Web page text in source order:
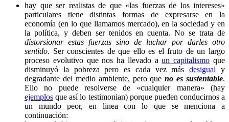
hay que ser realistas de que «las fuerzas de los intereses»
particulares tiene distintas formas de expresarse en la
economía (en lo que llamamos mercado), en la sociedad y en
la política, y deben ser tenidos en cuenta. No se trata de
distorsionar estas fuerzas sino de luchar por darles otro
sentido. Ser conscientes de que ello es el fruto de un largo
proceso evolutivo que nos ha llevado aun capitalismo que
disminuyó la pobreza pero es cada vez másdesigual y
degradante del medio ambiente, pero queno es sustentable.
Ello no puede resolverse de «cualquier manera» (hay
ejemplos que así lo testimonian) porque pueden conducirnos a
un mundo peor, en linea con lo que se menciona a
continuación: